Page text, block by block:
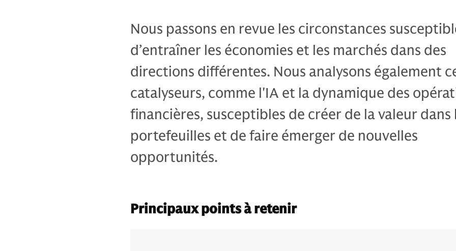
Nous passons en revue les circonstances
d’entraîner les économies et les marchés dans des
directions différentes. Nous analysons également
catalyseurs, comme l'IA et la dynamique des
financières, susceptibles de créer de la valeur dans
portefeuilles et de faire émerger de nouvelles
opportunités.
Principaux points à retenir